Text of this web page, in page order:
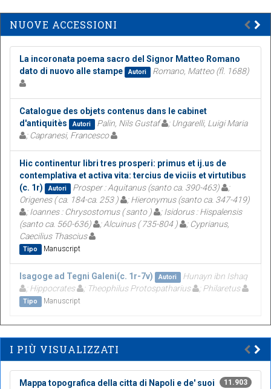
NUOVE ACCESSIONI
La incoronata poema sacro del Signor Matteo Romano
dato di nuovo alle stampe
Autori Romano, Matteo (fl. 1688)
Catalogue des objets contenus dans le cabinet
d'antiquitès
Autori Palin, Nils Gustaf
; Ungarelli, Luigi Maria
; Capranesi, Francesco
Hic continentur libri tres prosperi: primus et ij.us de
contemplativa et activa vita: tercius de viciis et virtutibus
(c. 1r)
Autori Prosper : Aquitanus (santo ca. 390-463)
;
Origenes ( ca. 184-ca. 253 )
; Hieronymus (santo ca. 347-419)
; Ioannes : Chrysostomus ( santo )
; Isidorus : Hispalensis
(santo ca. 560-636)
; Alcuinus ( 735-804 )
; Cyprianus,
Caecilius Thascius
Tipo Manuscript
Isagoge ad Tegni Galeni(c. 1r-7v) Autori
Hunayn ibn Ishaq
; Hippocrates
; Theophilus Protospatharius ; Philaretus
Tipo Manuscript
I PIÙ VISUALIZZATI
11.903
Mappa topografica della citta di Napoli e de' suoi